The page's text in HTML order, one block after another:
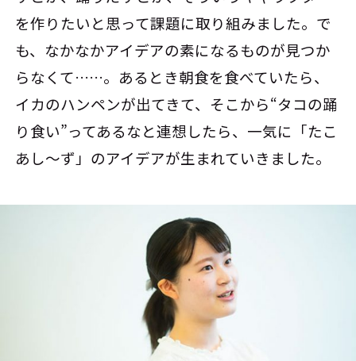
を作りたいと思って課題に取り組みました。で
も、なかなかアイデアの素になるものが見つか
らなくて……。あるとき朝食を食べていたら、
イカのハンペンが出てきて、そこから“タコの踊
り食い”ってあるなと連想したら、一気に「たこ
あし～ず」のアイデアが生まれていきました。